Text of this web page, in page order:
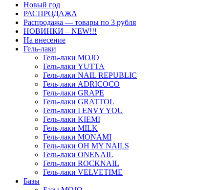
Новый год
РАСПРОДАЖА
Распродажа — товары по 3 рубля
НОВИНКИ – NEW!!!
На внесение
Гель-лаки
Гель-лаки MOJO
Гель-лаки YUTTA
Гель-лаки NAIL REPUBLIC
Гель-лаки ADRICOCO
Гель-лаки GRAPE
Гель-лаки GRATTOL
Гель-лаки I ENVY YOU
Гель-лаки KIEMI
Гель-лаки MILK
Гель-лаки MONAMI
Гель-лаки OH MY NAILS
Гель-лаки ONENAIL
Гель-лаки ROCKNAIL
Гель-лаки VELVETIME
Базы